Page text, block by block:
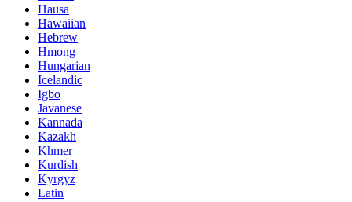
Hausa
Hawaiian
Hebrew
Hmong
Hungarian
Icelandic
Igbo
Javanese
Kannada
Kazakh
Khmer
Kurdish
Kyrgyz
Latin